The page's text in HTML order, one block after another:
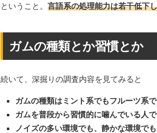
ということ。 言語系の処理能力は若干低下
ガムの種類とか習慣とか
続いて、深掘りの調査内容を見てみると
ガムの種類はミント系でもフルーツ系
ガムを普段から習慣的に噛んでいる人
ノイズの多い環境でも、静かな環境で